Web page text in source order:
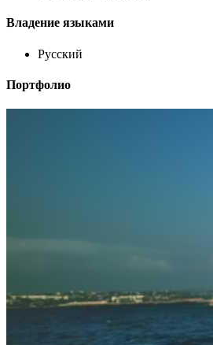
Владение языками
Русский
Портфолио